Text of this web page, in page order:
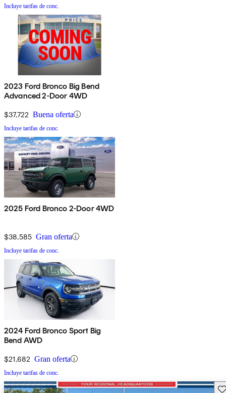
Incluye tarifas de conc.
2023 Ford Bronco Big Bend
Advanced 2-Door 4WD
$37,722 Buena oferta
Incluye tarifas de conc.
2025 Ford Bronco 2-Door 4WD
$38,585 Gran oferta
Incluye tarifas de conc.
2024 Ford Bronco Sport Big
Bend AWD
$21,682 Gran oferta
Incluye tarifas de conc.